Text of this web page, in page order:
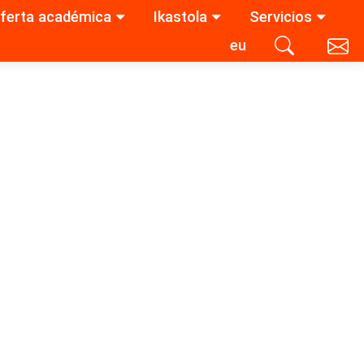
académica Ikastola
Servicios
eu
Buscar
Contacta con nosotros